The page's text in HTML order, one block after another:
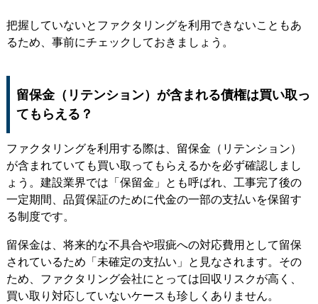
把握していないとファクタリングを利用できないこともあ
るため、事前にチェックしておきましょう。
留保金（リテンション）が含まれる債権は買い取っ
てもらえる？
ファクタリングを利用する際は、留保金（リテンション）
が含まれていても買い取ってもらえるかを必ず確認しまし
ょう。建設業界では「保留金」とも呼ばれ、工事完了後の
一定期間、品質保証のために代金の一部の支払いを保留す
る制度です。
留保金は、将来的な不具合や瑕疵への対応費用として留保
されているため 「未確定の支払い」と見なされます。その
ため、ファクタリング会社にとっては回収リスクが高く、
買い取り対応していないケースも珍しくありません。